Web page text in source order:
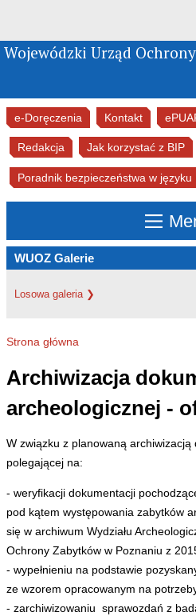
Wojewódzki Urząd
e-Doręczenia Kontakt
Redakcja Jak korzystać z BIP
Poradnik bezpieczeństwa w języku
WUOZ Galerie
Losowa galeria ❯
Jesteś
tutaj
Strona główna
Archiwizacja
archeologicznej -
W związku z planowaną archiwizacją
polegającej na:
- weryfikacji dokumentacji
pod kątem występowania zabytków
się w archiwum Wydziału
Ochrony Zabytków w Poznaniu z
- wypełnieniu na podstawie
ze wzorem opracowanym na
- zarchiwizowaniu sprawozdań z